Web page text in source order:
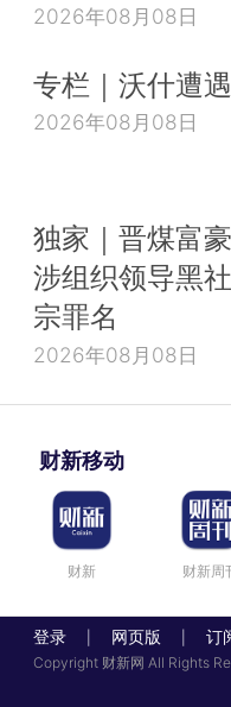
2026年08月08日
专栏｜沃什遭
2026年08月08日
独家｜晋煤富
涉组织领导黑
宗罪名
2026年08月08日
财新移动
财新 财新周
登录 网页版 订
Copyright 财新网 All Rights